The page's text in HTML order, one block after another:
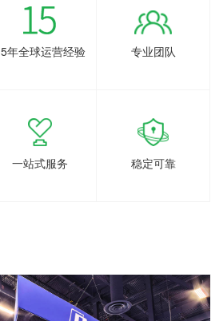
年全球运营经验 专业团队
一站式服务 稳定可靠